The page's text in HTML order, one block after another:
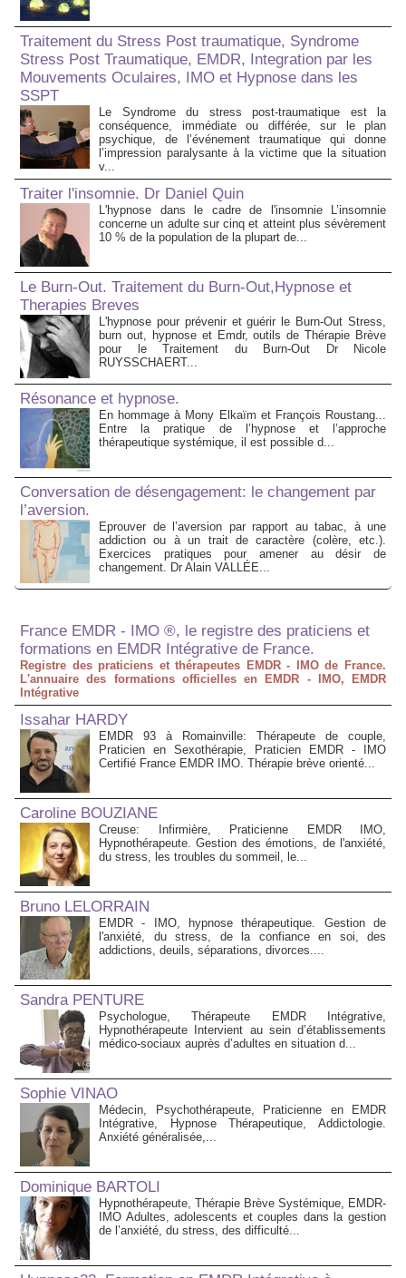
Traitement du Stress Post traumatique, Syndrome
Stress Post Traumatique, EMDR, Integration par les
Mouvements Oculaires, IMO et Hypnose dans les
SSPT
Le Syndrome du stress post-traumatique est la
conséquence, immédiate ou différée, sur le plan
psychique, de l’événement traumatique qui donne
l’impression paralysante à la victime que la situation
v...
Traiter l'insomnie. Dr Daniel Quin
L'hypnose dans le cadre de l'insomnie L’insomnie
concerne un adulte sur cinq et atteint plus sévèrement
10 % de la population de la plupart de...
Le Burn-Out. Traitement du Burn-Out,Hypnose et
Therapies Breves
L'hypnose pour prévenir et guérir le Burn-Out Stress,
burn out, hypnose et Emdr, outils de Thérapie Brève
pour le Traitement du Burn-Out Dr Nicole
RUYSSCHAERT...
Résonance et hypnose.
En hommage à Mony Elkaïm et François Roustang...
Entre la pratique de l’hypnose et l’approche
thérapeutique systémique, il est possible d...
Conversation de désengagement: le changement par
l’aversion.
Eprouver de l’aversion par rapport au tabac, à une
addiction ou à un trait de caractère (colère, etc.).
Exercices pratiques pour amener au désir de
changement. Dr Alain VALLÉE...
France EMDR - IMO ®, le registre des praticiens et
formations en EMDR Intégrative de France.
Registre des praticiens et thérapeutes EMDR - IMO de France.
L'annuaire des formations officielles en EMDR - IMO, EMDR
Intégrative
Issahar HARDY
EMDR 93 à Romainville: Thérapeute de couple,
Praticien en Sexothérapie, Praticien EMDR - IMO
Certifié France EMDR IMO. Thérapie brève orienté...
Caroline BOUZIANE
Creuse: Infirmière, Praticienne EMDR IMO,
Hypnothérapeute. Gestion des émotions, de l'anxiété,
du stress, les troubles du sommeil, le...
Bruno LELORRAIN
EMDR - IMO, hypnose thérapeutique. Gestion de
l'anxiété, du stress, de la confiance en soi, des
addictions, deuils, séparations, divorces....
Sandra PENTURE
Psychologue, Thérapeute EMDR Intégrative,
Hypnothérapeute Intervient au sein d’établissements
médico‑sociaux auprès d’adultes en situation d...
Sophie VINAO
Médecin, Psychothérapeute, Praticienne en EMDR
Intégrative, Hypnose Thérapeutique, Addictologie.
Anxiété généralisée,...
Dominique BARTOLI
Hypnothérapeute, Thérapie Brève Systémique, EMDR-
IMO Adultes, adolescents et couples dans la gestion
de l’anxiété, du stress, des difficulté...